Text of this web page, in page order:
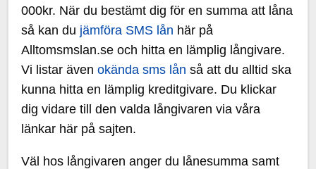
000kr. När du bestämt dig för en summa att låna
så kan du jämföra SMS lån här på
Alltomsmslan.se och hitta en lämplig långivare.
Vi listar ävenokända sms lån så att du alltid ska
kunna hitta en lämplig kreditgivare. Du klickar
dig vidare till den valda långivaren via våra
länkar här på sajten.
Väl hos långivaren anger du lånesumma samt